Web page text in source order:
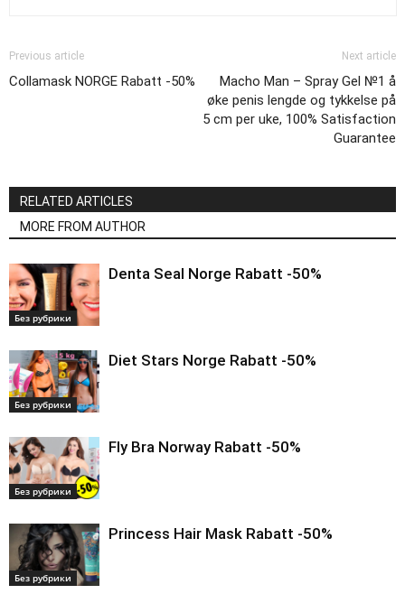
Previous article
Collamask NORGE Rabatt -50%
Next article
Macho Man – Spray Gel №1 å
øke penis lengde og tykkelse på
5 cm per uke, 100% Satisfaction
Guarantee
RELATED ARTICLES
MORE FROM AUTHOR
Без рубрики
Denta Seal Norge Rabatt -50%
Без рубрики
Diet Stars Norge Rabatt -50%
Без рубрики
Fly Bra Norway Rabatt -50%
Без рубрики
Princess Hair Mask Rabatt -50%